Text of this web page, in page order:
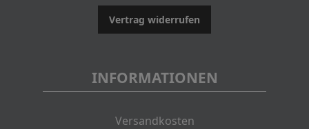
Vertrag widerrufen
INFORMATIONEN
Versandkosten